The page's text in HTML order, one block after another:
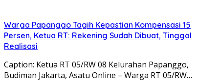
Warga Papanggo Tagih Kepastian Kompensasi 15
Persen, Ketua RT: Rekening Sudah Dibuat, Tinggal
Realisasi
Caption: Ketua RT 05/RW 08 Kelurahan Papanggo,
Budiman Jakarta, Asatu Online – Warga RT 05/RW…